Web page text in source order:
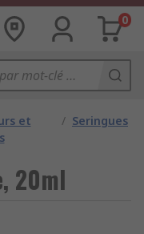
0
et
/ Seringues
20ml